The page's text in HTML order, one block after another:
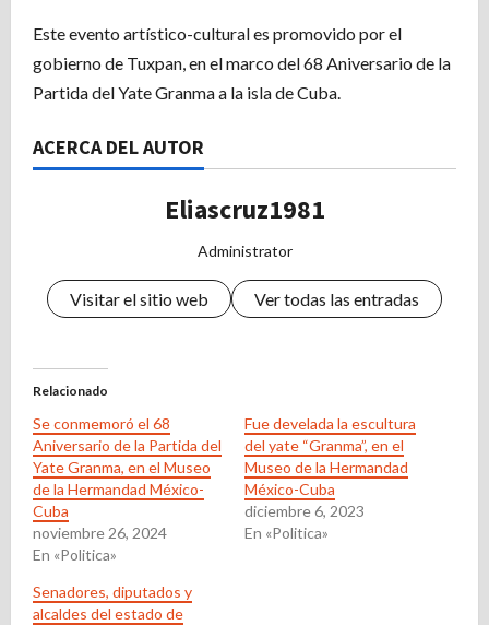
Este evento artístico-cultural es promovido por el
gobierno de Tuxpan, en el marco del 68 Aniversario de la
Partida del Yate Granma a la isla de Cuba.
ACERCA DEL AUTOR
Eliascruz1981
Administrator
Visitar el sitio web Ver todas las entradas
Relacionado
Se conmemoró el 68
Aniversario de la Partida del
Yate Granma, en el Museo
de la Hermandad México-
Cuba
noviembre 26, 2024
En «Politica»
Fue develada la escultura
del yate “Granma”, en el
Museo de la Hermandad
México-Cuba
diciembre 6, 2023
En «Politica»
Senadores, diputados y
alcaldes del estado de